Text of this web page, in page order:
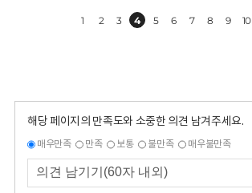
1 2 3 4 5 6 7 8 9 10
해당 페이지의 만족도와 소중한 의견 남겨주세요.
매우만족 만족 보통 불만족 매우불만족